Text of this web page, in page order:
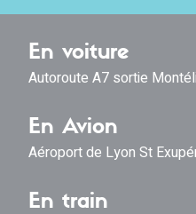
En voiture
Autoroute A7 sortie
En Avion
Aéroport de Lyon St
En train